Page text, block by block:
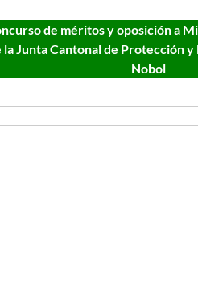
de méritos y oposición a
la Junta Cantonal de Protección
Nobol